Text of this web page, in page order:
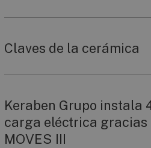
Claves de la cerámica
Keraben Grupo instala
carga eléctrica gracias
MOVES III